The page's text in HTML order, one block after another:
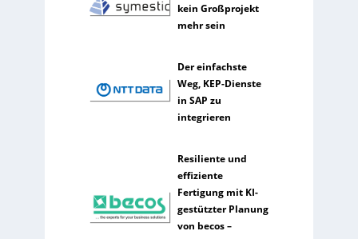
kein Großprojekt
mehr sein
Der einfachste
Weg, KEP-Dienste
in SAP zu
integrieren
Resiliente und
effiziente
Fertigung mit KI-
gestützter Planung
von becos –